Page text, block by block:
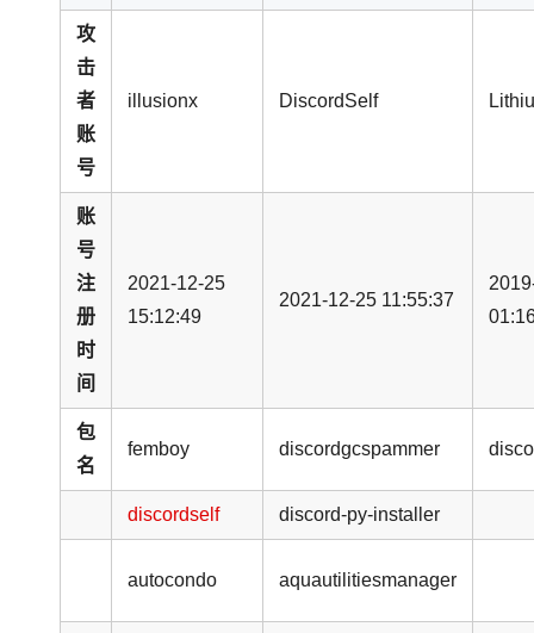
攻
击
者
账
号
illusionx DiscordSelf
账
号
注
册
时
间
2021-12-25
15:12:49
2021-12-25 11:55:37
包
名
femboy discordgcspammer
discordself discord-py-installer
autocondo aquautilitiesmanager